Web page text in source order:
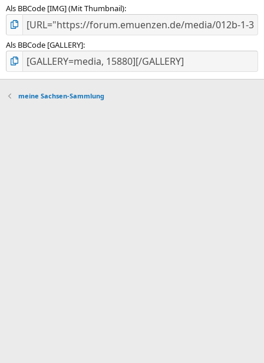
Als BBCode [IMG] (Mit Thumbnail)
Als BBCode [GALLERY]
meine Sachsen-Sammlung